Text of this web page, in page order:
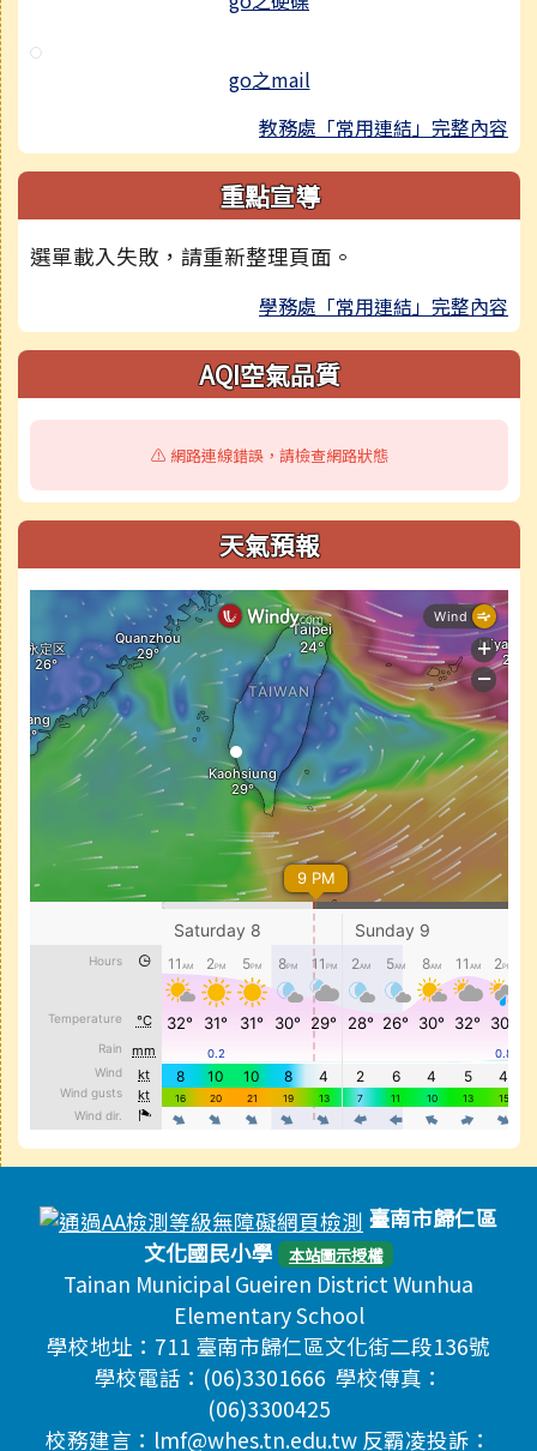
go之mail
教務處「常用連結」完整內容
重點宣導
選單載入失敗，請重新整理頁面。
學務處「常用連結」完整內容
AQI空氣品質
⚠️ 網路連線錯誤，請檢查網路狀態
天氣預報
頁尾區域內容
臺南市歸仁區
文化國民小學 本站圖示授權
Tainan Municipal Gueiren District Wunhua
Elementary School
學校地址：711 臺南市歸仁區文化街二段136號
學校電話：(06)3301666 學校傳真：
(06)3300425
校務建言：lmf@whes.tn.edu.tw 反霸凌投訴：